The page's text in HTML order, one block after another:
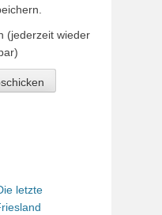
(jederzeit wieder
letzte